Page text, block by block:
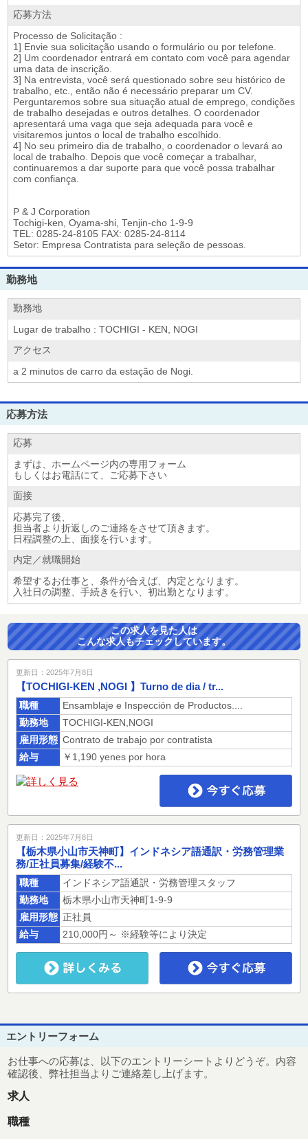
応募方法
Processo de Solicitação :
1] Envie sua solicitação usando o formulário ou por telefone.
2] Um coordenador entrará em contato com você para agendar
uma data de inscrição.
3] Na entrevista, você será questionado sobre seu histórico de
trabalho, etc., então não é necessário preparar um CV.
Perguntaremos sobre sua situação atual de emprego, condições
de trabalho desejadas e outros detalhes. O coordenador
apresentará uma vaga que seja adequada para você e
visitaremos juntos o local de trabalho escolhido.
4] No seu primeiro dia de trabalho, o coordenador o levará ao
local de trabalho. Depois que você começar a trabalhar,
continuaremos a dar suporte para que você possa trabalhar
com confiança.
P & J Corporation
Tochigi-ken, Oyama-shi, Tenjin-cho 1-9-9
TEL: 0285-24-8105 FAX: 0285-24-8114
Setor: Empresa Contratista para seleção de pessoas.
勤務地
勤務地
Lugar de trabalho : TOCHIGI - KEN, NOGI
アクセス
a 2 minutos de carro da estação de Nogi.
応募方法
応募
まずは、ホームページ内の専用フォーム
もしくはお電話にて、ご応募下さい
面接
応募完了後、
担当者より折返しのご連絡をさせて頂きます。
日程調整の上、面接を行います。
内定／就職開始
希望するお仕事と、条件が合えば、内定となります。
入社日の調整、手続きを行い、初出勤となります。
この求人を見た人は
こんな求人もチェックしています。
更新日：2025年7月8日
【TOCHIGI-KEN ,NOGI 】Turno de dia / tr...
職種
Ensamblaje e Inspección de Productos....
勤務地
TOCHIGI-KEN,NOGI
雇用形態 Contrato de trabajo por contratista
給与
￥1,190 yenes por hora
更新日：2025年7月8日
【栃木県小山市天神町】インドネシア語通訳・労務管理業
務/正社員募集/経験不...
職種
インドネシア語通訳・労務管理スタッフ
勤務地
栃木県小山市天神町1-9-9
雇用形態 正社員
給与
210,000円～ ※経験等により決定
エントリーフォーム
お仕事への応募は、以下のエントリーシートよりどうぞ。内容
確認後、弊社担当よりご連絡差し上げます。
求人
職種